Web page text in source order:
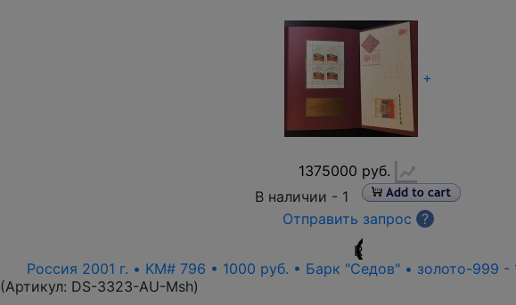
+
1375000 руб.
В наличии - 1
Отправить запрос
?
R
Россия 2001 г. • KM# 796 • 1000 руб. • Барк "Седов" • золото-999 -
(Артикул: DS-3323-AU-Msh)